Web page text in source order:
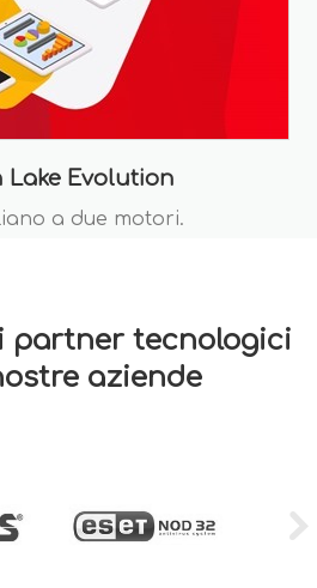
Lake Evolution
a due motori.
partner tecnologici
aziende